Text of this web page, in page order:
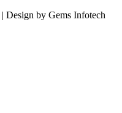
| Design by Gems Infotech